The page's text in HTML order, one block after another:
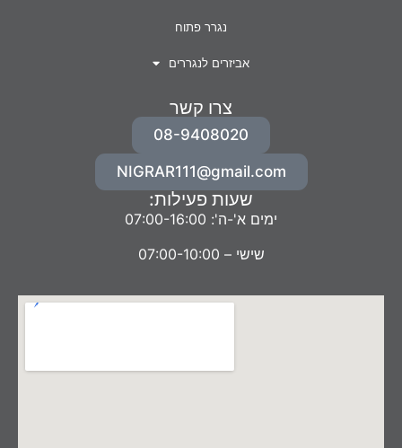
נגרר פתוח
אביזרים לנגררים
צרו קשר
08-9408020
NIGRAR111@gmail.com
שעות פעילות:
ימים א'-ה': 07:00-16:00
שישי – 07:00-10:00